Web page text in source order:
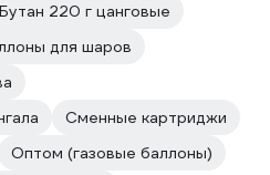
Бутан 220 г цанговые
для шаров
Сменные картриджи
Оптом (газовые баллоны)